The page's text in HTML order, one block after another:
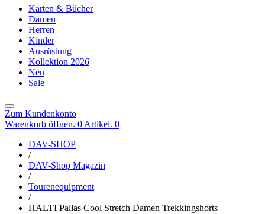
Karten & Bücher
Damen
Herren
Kinder
Ausrüstung
Kollektion 2026
Neu
Sale
Zum Kundenkonto
Warenkorb öffnen. 0 Artikel. 0
DAV-SHOP
/
DAV-Shop Magazin
/
Tourenequipment
/
HALTI Pallas Cool Stretch Damen Trekkingshorts